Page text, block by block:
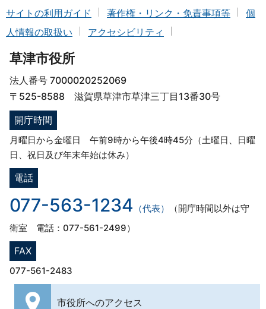
サイトの利用ガイド 著作権・リンク・免責事項等
個
人情報の取扱い
アクセシビリティ
草津市役所
法人番号 7000020252069
〒525-8588 滋賀県草津市草津三丁目13番30号
開庁時間
月曜日から金曜日 午前9時から午後4時45分（土曜日、日曜
日、祝日及び年末年始は休み）
電話
077-563-1234 （代表）
（開庁時間以外は守
衛室 電話：077-561-2499）
FAX
077-561-2483
市役所へのアクセス